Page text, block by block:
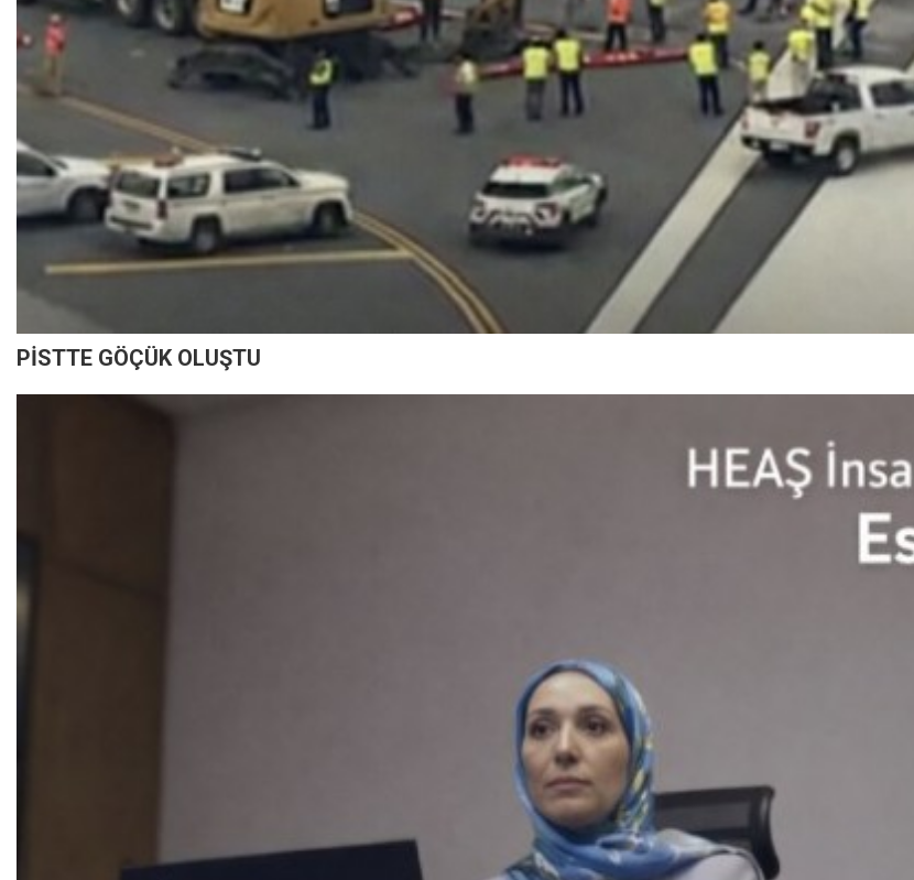
PİSTTE GÖÇÜK OLUŞTU